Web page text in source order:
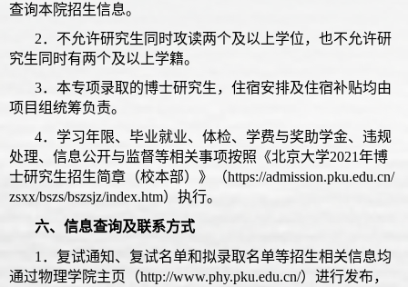
查询本院招生信息。
2． 不允许研究生同时攻读两个及以上学位，也不允许研
究生同时有两个及以上学籍。
3． 本专项录取的博士研究生，住宿安排及住宿补贴均由
项目组统筹负责。
4． 学习年限、毕业就业、体检、学费与奖助学金、违规
处理、信息公开与监督等相关事项按照《北京大学2021年博
士研究生招生简章（校本部）》（https://admission.pku.edu.cn/
zsxx/bszs/bszsjz/index.htm）执行。
六、信息查询及联系方式
1 ． 复试通知、复试名单和拟录取名单等招生相关信息均
通过物理学院主页（http://www.phy.pku.edu.cn/）进行发布，